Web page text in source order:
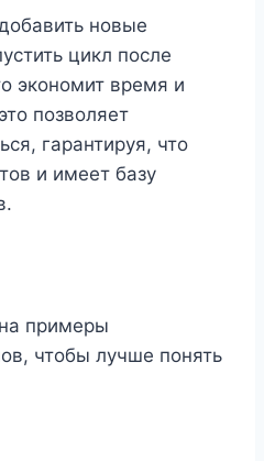
новые
цикл после
экономит время и
позволяет
гарантируя, что
и имеет базу
примеры
чтобы лучше понять